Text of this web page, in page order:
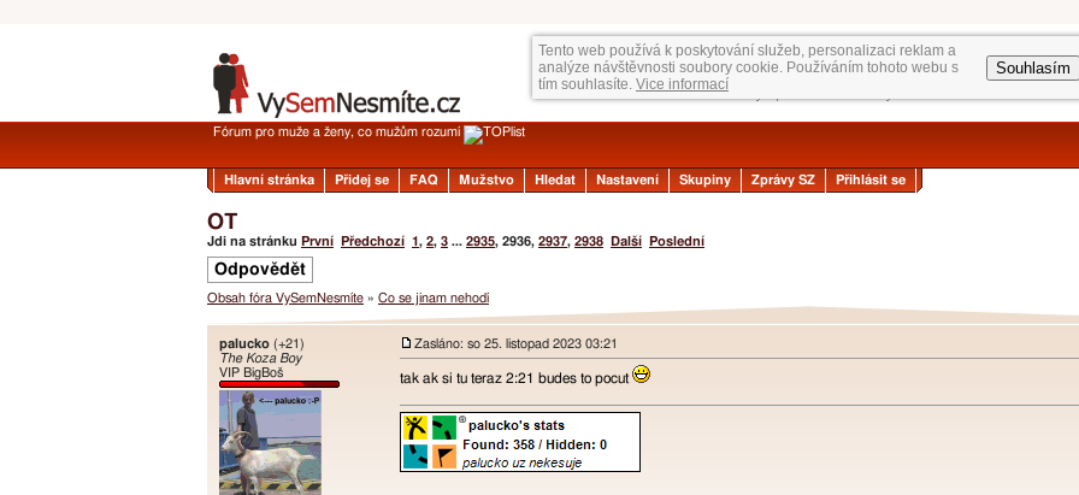
Tento web používá k poskytování služeb, personalizaci reklam a
analýze návštěvnosti soubory cookie. Používáním tohoto webu s
tím souhlasíte. Vice informací
Souhlasím
Fórum pro muže a ženy, co mužům rozumí
Hlavní stránka Přidej se FAQ Mužstvo Hledat Nastavení Skupiny Zprávy SZ Přihlásit se
OT
Jdi na stránku První Předchozí 1, 2, 3 ... 2935, 2936, 2937, 2938 Další Poslední
Odpovědět
Obsah fóra VySemNesmíte » Co se jinam nehodí
palucko (+21)
The Koza Boy
VIP BigBoš
Zasláno: so 25. listopad 2023 03:21
tak ak si tu teraz 2:21 budes to pocut